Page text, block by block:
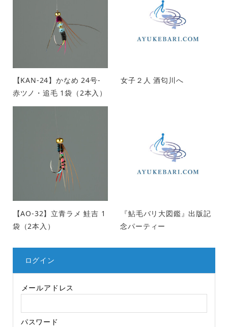
【KAN-24】かなめ 24号-
赤ツノ・追毛 1袋（2本入）
女子２人 酒匂川へ
【AO-32】立青ラメ 鮭吉 1
袋（2本入）
『鮎毛バリ大図鑑』出版記
念パーティー
ログイン
メールアドレス
パスワード